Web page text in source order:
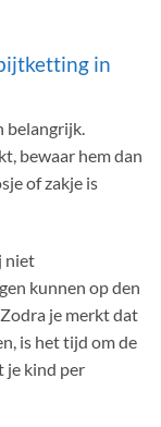
in
belangrijk.
bewaar hem dan
of zakje is
niet
kunnen op den
je merkt dat
is het tijd om de
je kind per